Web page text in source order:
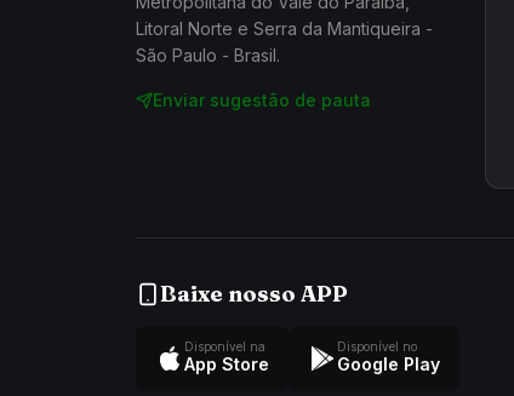
Litoral Norte e Serra da Mantiqueira -
São Paulo - Brasil.
Enviar sugestão de pauta
Baixe nosso APP
Disponível na
App Store
Disponível no
Google Play